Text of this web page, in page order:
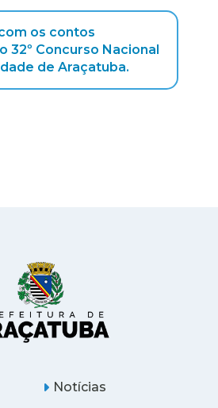
os contos
32º Concurso Nacional
de Araçatuba.
Notícias